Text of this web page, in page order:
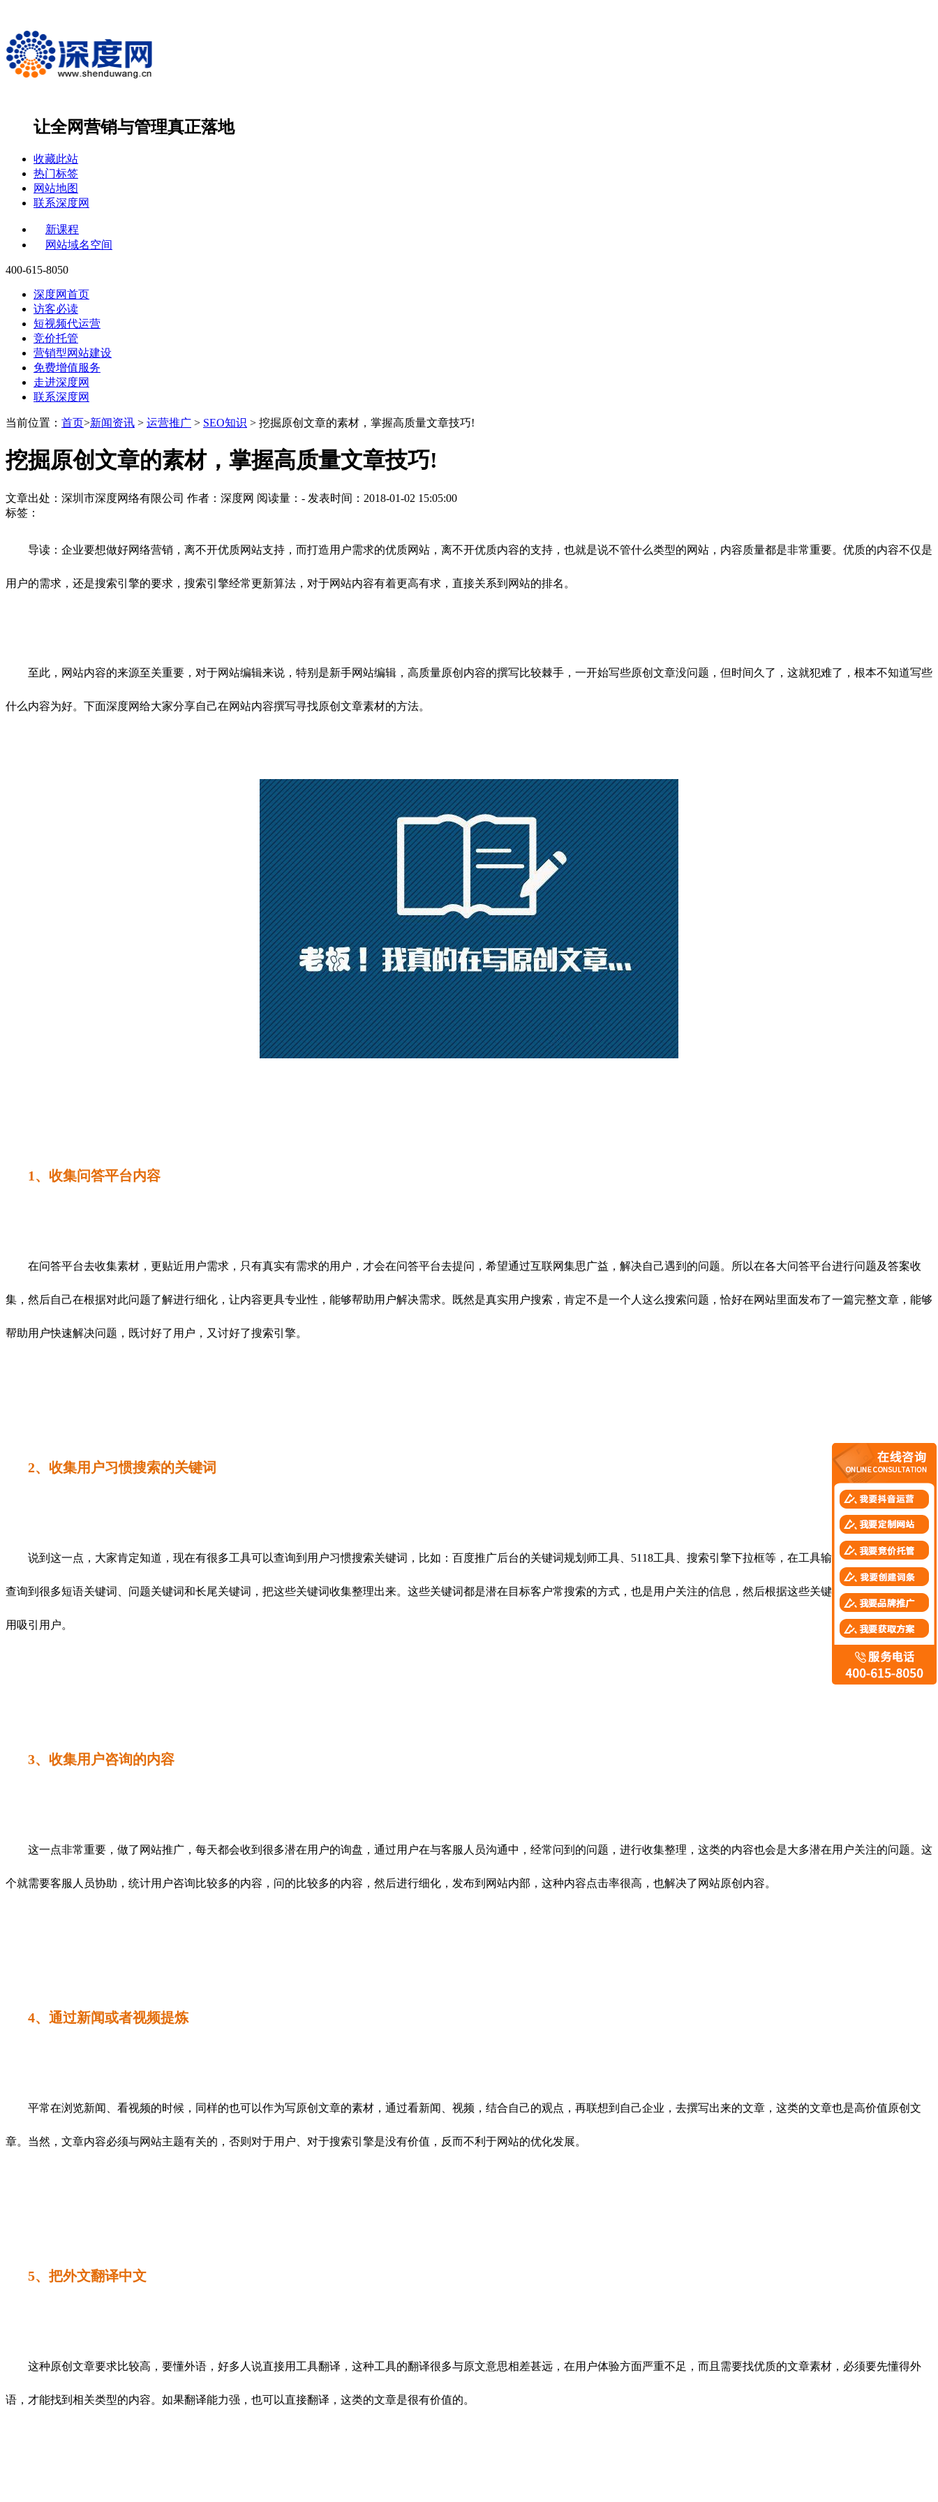
让全网营销与管理真正落地
收藏此站
热门标签
网站地图
联系深度网
新课程
网站域名空间
400-615-8050
深度网首页
访客必读
短视频代运营
竞价托管
营销型网站建设
免费增值服务
走进深度网
联系深度网
当前位置： 首页>新闻资讯 > 运营推广 > SEO知识 > 挖掘原创文章的素材，掌握高质量文章技巧!
挖掘原创文章的素材，掌握高质量文章技巧!
文章出处：深圳市深度网络有限公司 作者：深度网 阅读量： - 发表时间：2018-01-02 15:05:00
标签：
导读：企业要想做好网络营销，离不开优质网站支持，而打造用户需求的优质网站，离不开优质内容的支持，也就是说不管什么类型的网站，内容质量都是非常重要。优质的内容不仅是
用户的需求，还是搜索引擎的要求，搜索引擎经常更新算法，对于网站内容有着更高有求，直接关系到网站的排名。
至此，网站内容的来源至关重要，对于网站编辑来说，特别是新手网站编辑，高质量原创内容的撰写比较棘手，一开始写些原创文章没问题，但时间久了，这就犯难了，根本不知道写些
什么内容为好。下面深度网给大家分享自己在网站内容撰写寻找原创文章素材的方法。
1、收集问答平台内容
在问答平台去收集素材，更贴近用户需求，只有真实有需求的用户，才会在问答平台去提问，希望通过互联网集思广益，解决自己遇到的问题。所以在各大问答平台进行问题及答案收
集，然后自己在根据对此问题了解进行细化，让内容更具专业性，能够帮助用户解决需求。既然是真实用户搜索，肯定不是一个人这么搜索问题，恰好在网站里面发布了一篇完整文章，能够
帮助用户快速解决问题，既讨好了用户，又讨好了搜索引擎。
2、收集用户习惯搜索的关键词
说到这一点，大家肯定知道，现在有很多工具可以查询到用户习惯搜索关键词，比如：百度推广后台的关键词规划师工具、5118工具、搜索引擎下拉框等，在工具输入核心关键词，就能
查询到很多短语关键词、问题关键词和长尾关键词，把这些关键词收集整理出来。这些关键词都是潜在目标客户常搜索的方式，也是用户关注的信息，然后根据这些关键词进行内容撰写，利
用吸引用户。
3、收集用户咨询的内容
这一点非常重要，做了网站推广，每天都会收到很多潜在用户的询盘，通过用户在与客服人员沟通中，经常问到的问题，进行收集整理，这类的内容也会是大多潜在用户关注的问题。这
个就需要客服人员协助，统计用户咨询比较多的内容，问的比较多的内容，然后进行细化，发布到网站内部，这种内容点击率很高，也解决了网站原创内容。
4、通过新闻或者视频提炼
平常在浏览新闻、看视频的时候，同样的也可以作为写原创文章的素材，通过看新闻、视频，结合自己的观点，再联想到自己企业，去撰写出来的文章，这类的文章也是高价值原创文
章。当然，文章内容必须与网站主题有关的，否则对于用户、对于搜索引擎是没有价值，反而不利于网站的优化发展。
5、把外文翻译中文
这种原创文章要求比较高，要懂外语，好多人说直接用工具翻译，这种工具的翻译很多与原文意思相差甚远，在用户体验方面严重不足，而且需要找优质的文章素材，必须要先懂得外
语，才能找到相关类型的内容。如果翻译能力强，也可以直接翻译，这类的文章是很有价值的。